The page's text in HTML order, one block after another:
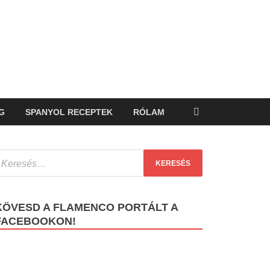
SPANYOL RECEPTEK RÓLAM
A FLAMENCO PORTÁLT A